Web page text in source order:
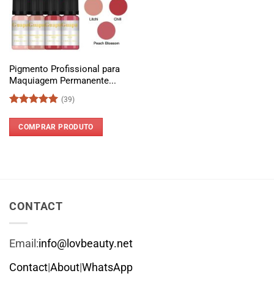
Pigmento Profissional para
Maquiagem Permanente...
4.97de 5
(39)
COMPRAR PRODUTO
CONTACT
Email:info@lovbeauty.net
Contact|About|WhatsApp